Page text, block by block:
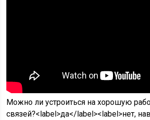
Можно ли устроиться на хорошую
связей?<label>да</label><label>нет,